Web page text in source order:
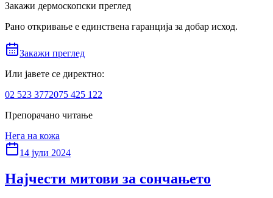
Закажи дермоскопски преглед
Рано откривање е единствена гаранција за добар исход.
Закажи преглед
Или јавете се директно:
02 523 3772075 425 122
Препорачано читање
Нега на кожа
14 јули 2024
Најчести митови за сончањето